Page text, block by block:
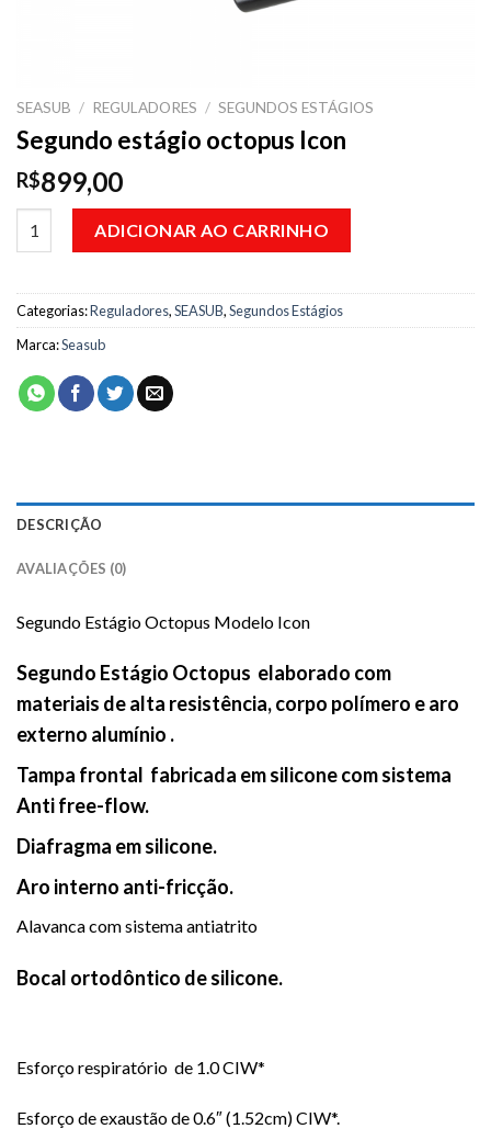
SEASUB / REGULADORES / SEGUNDOS ESTÁGIOS
Segundo estágio octopus Icon
R$899,00
ADICIONAR AO CARRINHO
Categorias:Reguladores,SEASUB,Segundos Estágios
Marca:Seasub
DESCRIÇÃO
AVALIAÇÕES (0)
Segundo Estágio Octopus Modelo Icon
Segundo Estágio Octopus elaborado com
materiais de alta resistência, corpo polímero e aro
externo alumínio .
Tampa frontal fabricada em silicone com sistema
Anti free-flow.
Diafragma em silicone.
Aro interno anti-fricção.
Alavanca com sistema antiatrito
Bocal ortodôntico de silicone.
Esforço respiratório de 1.0 CIW*
Esforço de exaustão de 0.6″ (1.52cm) CIW*.